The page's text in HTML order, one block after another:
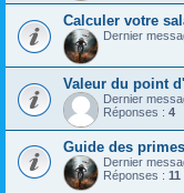
Calculer votre
Dernier
Valeur du point
Dernier
Réponses : 4
Guide des
Dernier
Réponses : 11